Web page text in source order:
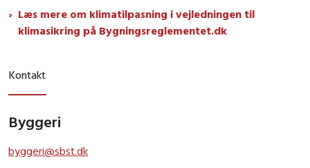
Læs mere om klimatilpasning i vejledningen til
klimasikring på Bygningsreglementet.dk
Kontakt
Byggeri
byggeri@sbst.dk